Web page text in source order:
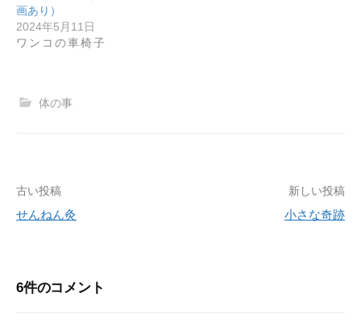
画あり）
2024年5月11日
ワンコの車椅子
体の事
投
稿
ビ
古い投稿
せんねん灸
新しい投稿
小さな奇跡
6件のコメント